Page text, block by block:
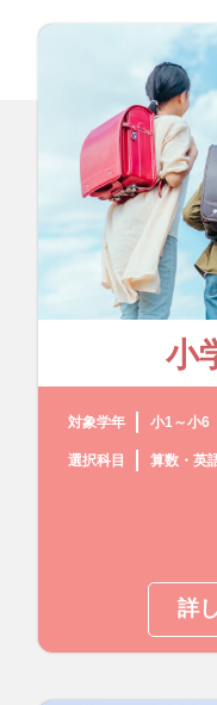
小
対象学年 小1～小6
選択科目 算数・英
詳